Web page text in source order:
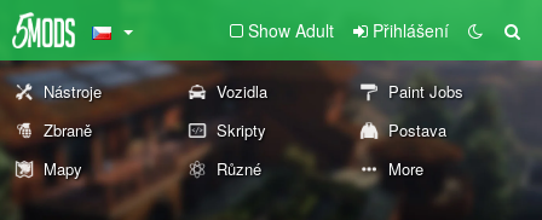
Show Adult Přihlášení
Nástroje Vozidla
Paint Jobs
Zbraně
Skripty
Postava
Mapy
Různé More